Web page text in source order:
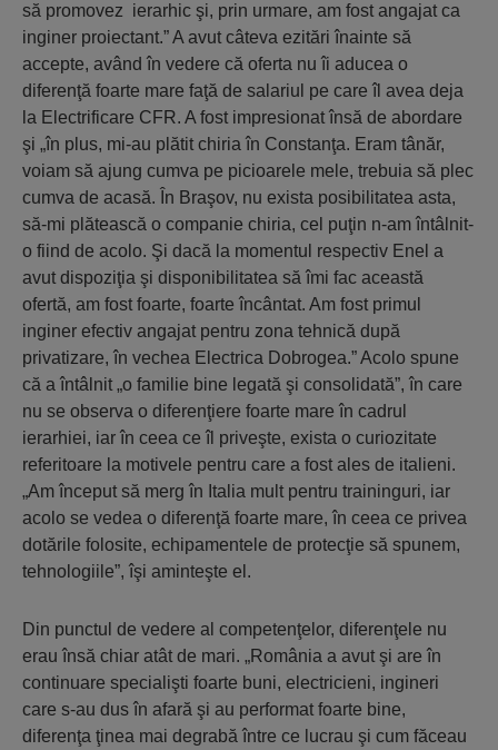
să promovez ierarhic şi, prin urmare, am fost angajat ca
inginer proiectant.” A avut câteva ezitări înainte să
accepte, având în vedere că oferta nu îi aducea o
diferenţă foarte mare faţă de salariul pe care îl avea deja
la Electrificare CFR. A fost impresionat însă de abordare
şi „în plus, mi-au plătit chiria în Constanţa. Eram tânăr,
voiam să ajung cumva pe picioarele mele, trebuia să plec
cumva de acasă. În Braşov, nu exista posibilitatea asta,
să-mi plătească o companie chiria, cel puţin n-am întâlnit-
o fiind de acolo. Şi dacă la momentul respectiv Enel a
avut dispoziţia şi disponibilitatea să îmi fac această
ofertă, am fost foarte, foarte încântat. Am fost primul
inginer efectiv angajat pentru zona tehnică după
privatizare, în vechea Electrica Dobrogea.” Acolo spune
că a întâlnit „o familie bine legată şi consolidată”, în care
nu se observa o diferenţiere foarte mare în cadrul
ierarhiei, iar în ceea ce îl priveşte, exista o curiozitate
referitoare la motivele pentru care a fost ales de italieni.
„Am început să merg în Italia mult pentru traininguri, iar
acolo se vedea o diferenţă foarte mare, în ceea ce privea
dotările folosite, echipamentele de protecţie să spunem,
tehnologiile”, îşi aminteşte el.
Din punctul de vedere al competenţelor, diferenţele nu
erau însă chiar atât de mari. „România a avut şi are în
continuare specialişti foarte buni, electricieni, ingineri
care s-au dus în afară şi au performat foarte bine,
diferenţa ţinea mai degrabă între ce lucrau şi cum făceau